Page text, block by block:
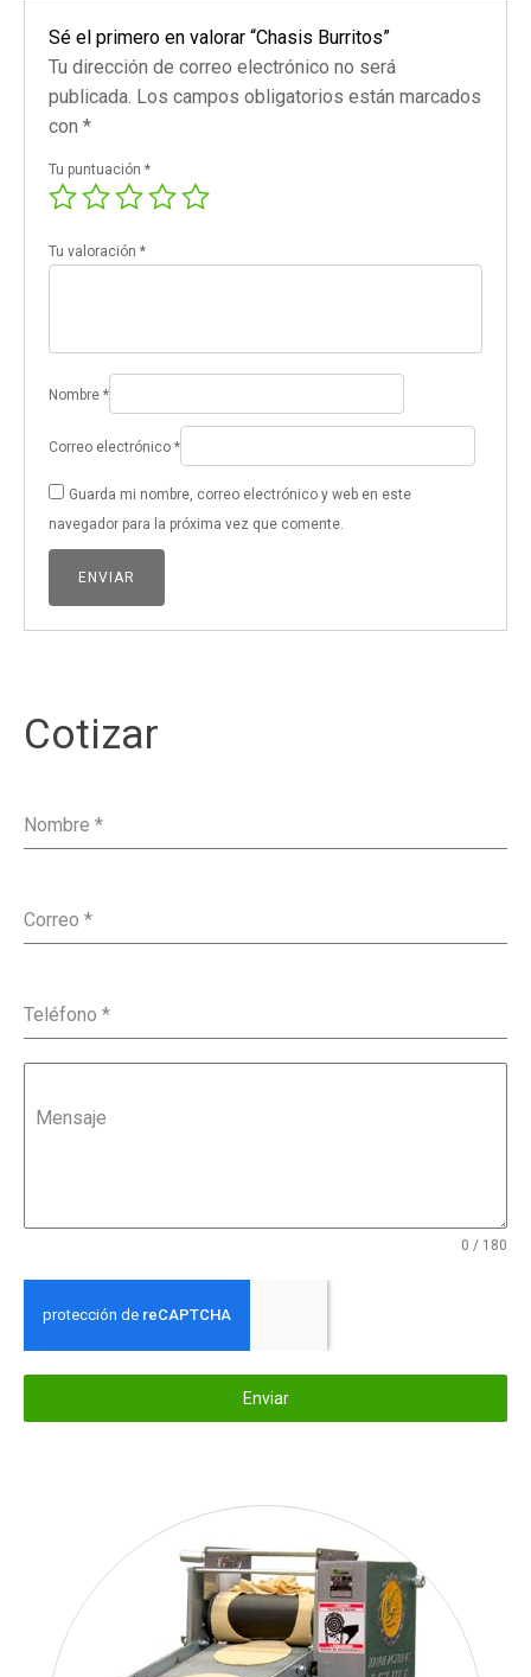
Sé el primero en valorar “Chasis Burritos”
Tu dirección de correo electrónico no será
publicada. Los campos obligatorios están marcados
con *
Tu puntuación *
Tu valoración *
Nombre *
Correo electrónico *
Guarda mi nombre, correo electrónico y web en este
navegador para la próxima vez que comente.
Cotizar
Nombre *
Correo *
Teléfono *
Mensaje
0 / 180
Enviar